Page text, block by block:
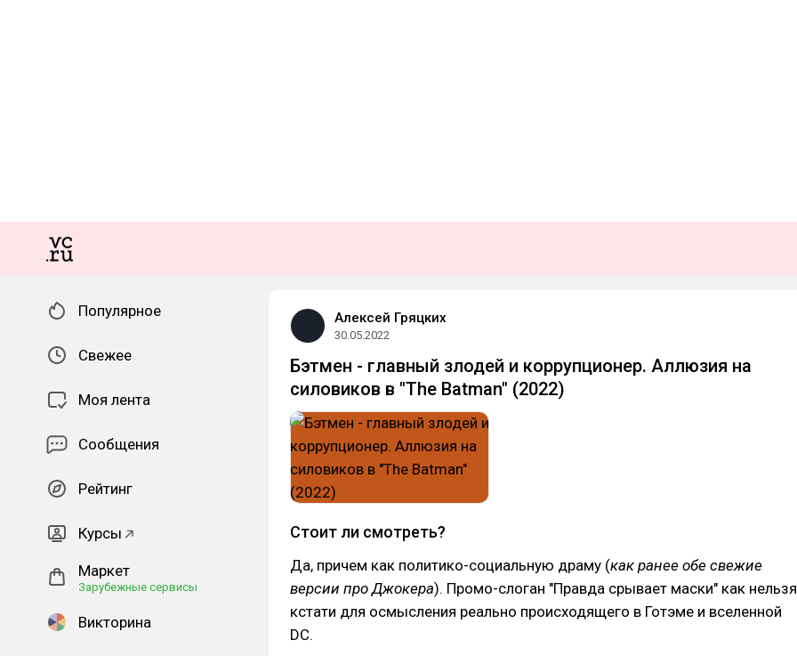
Популярное
Свежее
Моя лента
Сообщения
Рейтинг
Курсы
Маркет
Зарубежные сервисы
Викторина
Алексей Гряцких
30.05.2022
Бэтмен - главный злодей и коррупционер. Аллюзия на
силовиков в "The Batman" (2022)
Стоит ли смотреть?
Да, причем как политико-социальную драму (как ранее обе свежие
версии про Джокера). Промо-слоган "Правда срывает маски" как нельзя
кстати для осмысления реально происходящего в Готэме и вселенной
DC.